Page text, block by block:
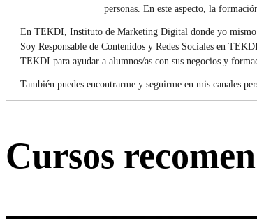
personas. En este aspecto, la
En TEKDI, Instituto de Marketing Digital donde yo mismo
Soy Responsable de Contenidos y Redes Sociales en
TEKDI para ayudar a alumnos/as con sus negocios y
También puedes encontrarme y seguirme en mis canales
Cursos